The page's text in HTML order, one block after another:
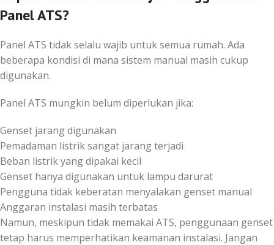
Panel ATS?
Panel ATS tidak selalu wajib untuk semua rumah. Ada
beberapa kondisi di mana sistem manual masih cukup
digunakan.
Panel ATS mungkin belum diperlukan jika:
Genset jarang digunakan
Pemadaman listrik sangat jarang terjadi
Beban listrik yang dipakai kecil
Genset hanya digunakan untuk lampu darurat
Pengguna tidak keberatan menyalakan genset manual
Anggaran instalasi masih terbatas
Namun, meskipun tidak memakai ATS, penggunaan genset
tetap harus memperhatikan keamanan instalasi. Jangan